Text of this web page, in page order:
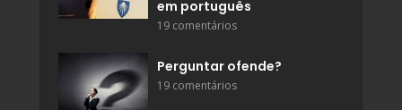
em português
19 comentários
Perguntar ofende?
19 comentários